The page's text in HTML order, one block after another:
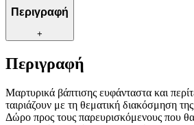
Περιγραφή
+
Περιγραφή
Μαρτυρικά βάπτισης ευφάνταστα και
ταιριάζουν με τη θεματική διακόσμηση
Δώρο προς τους παρευρισκόμενους που θα